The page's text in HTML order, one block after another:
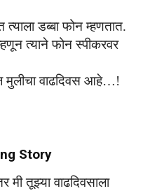
त्यालाडब्बा फोनम्हणतात.
त्याने फोन स्पीकरवर
मुलीचा वाढदिवस आहे…!
Story
मीतूझ्यावाढदिवसाला